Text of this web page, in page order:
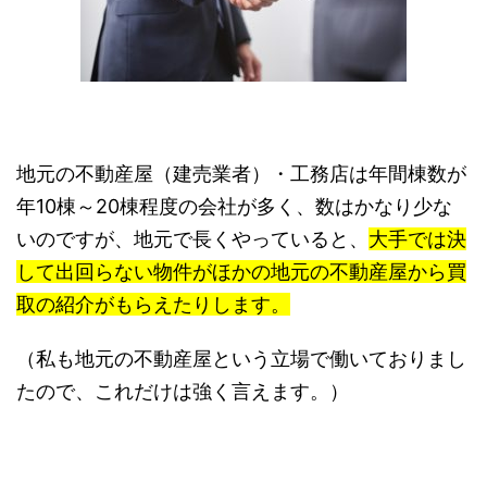
地元の不動産屋（建売業者）・工務店は年間棟数が
年10棟～20棟程度の会社が多く、数はかなり少な
いのですが、地元で長くやっていると、 大手では決
して出回らない物件がほかの地元の不動産屋から買
取の紹介がもらえたりします。
（私も地元の不動産屋という立場で働いておりまし
たので、これだけは強く言えます。）